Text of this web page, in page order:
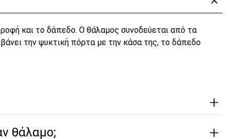
και το δάπεδο. Ο θάλαμος συνοδεύεται από τα
την ψυκτική πόρτα με την κάσα της, το δάπεδο
θάλαμο;